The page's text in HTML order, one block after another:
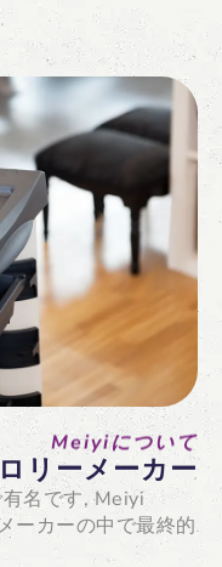
Meiyiについて
リーメーカー
名です, Meiyi
ーカーの中で最終的